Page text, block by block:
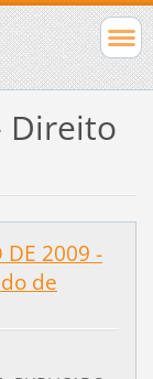
Direito
DE 2009 -
de